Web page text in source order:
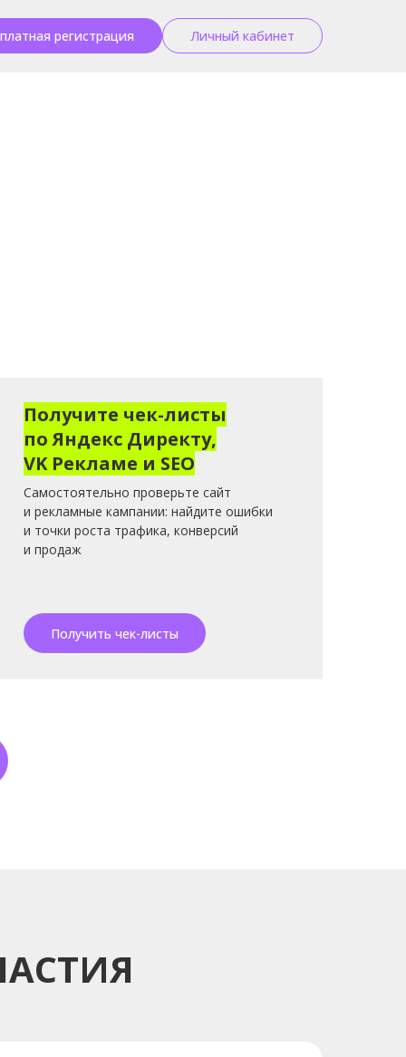
регистрация Личный кабинет
Получите чек-листы
по Яндекс Директу,
VK Рекламе и SEO
Самостоятельно проверьте сайт
и рекламные кампании: найдите ошибки
и точки роста трафика, конверсий
и продаж
Получить чек-листы